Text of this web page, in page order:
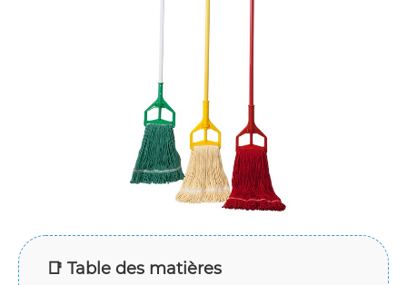
📑 Table des matières